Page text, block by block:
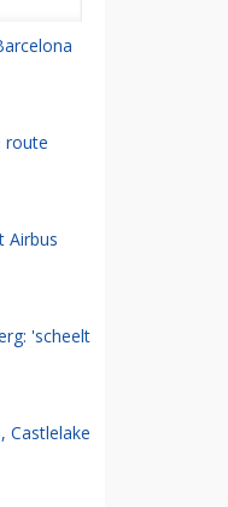
route
Airbus
'scheelt
Castlelake